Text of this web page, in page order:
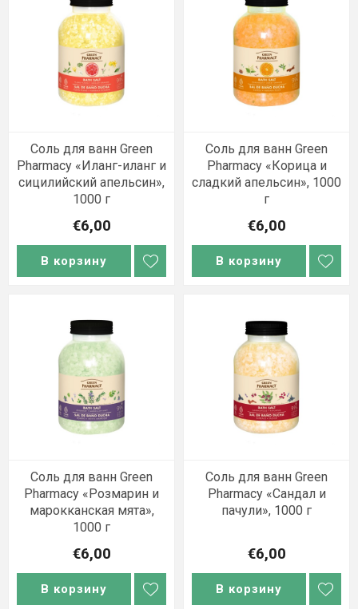
Соль для ванн Green
Pharmacy «Иланг-иланг и
сицилийский апельсин»,
1000 г
€6,00
В корзину
Соль для ванн Green
Pharmacy «Корица и
сладкий апельсин», 1000
г
€6,00
В корзину
Соль для ванн Green
Pharmacy «Розмарин и
марокканская мята»,
1000 г
€6,00
В корзину
Соль для ванн Green
Pharmacy «Сандал и
пачули», 1000 г
€6,00
В корзину